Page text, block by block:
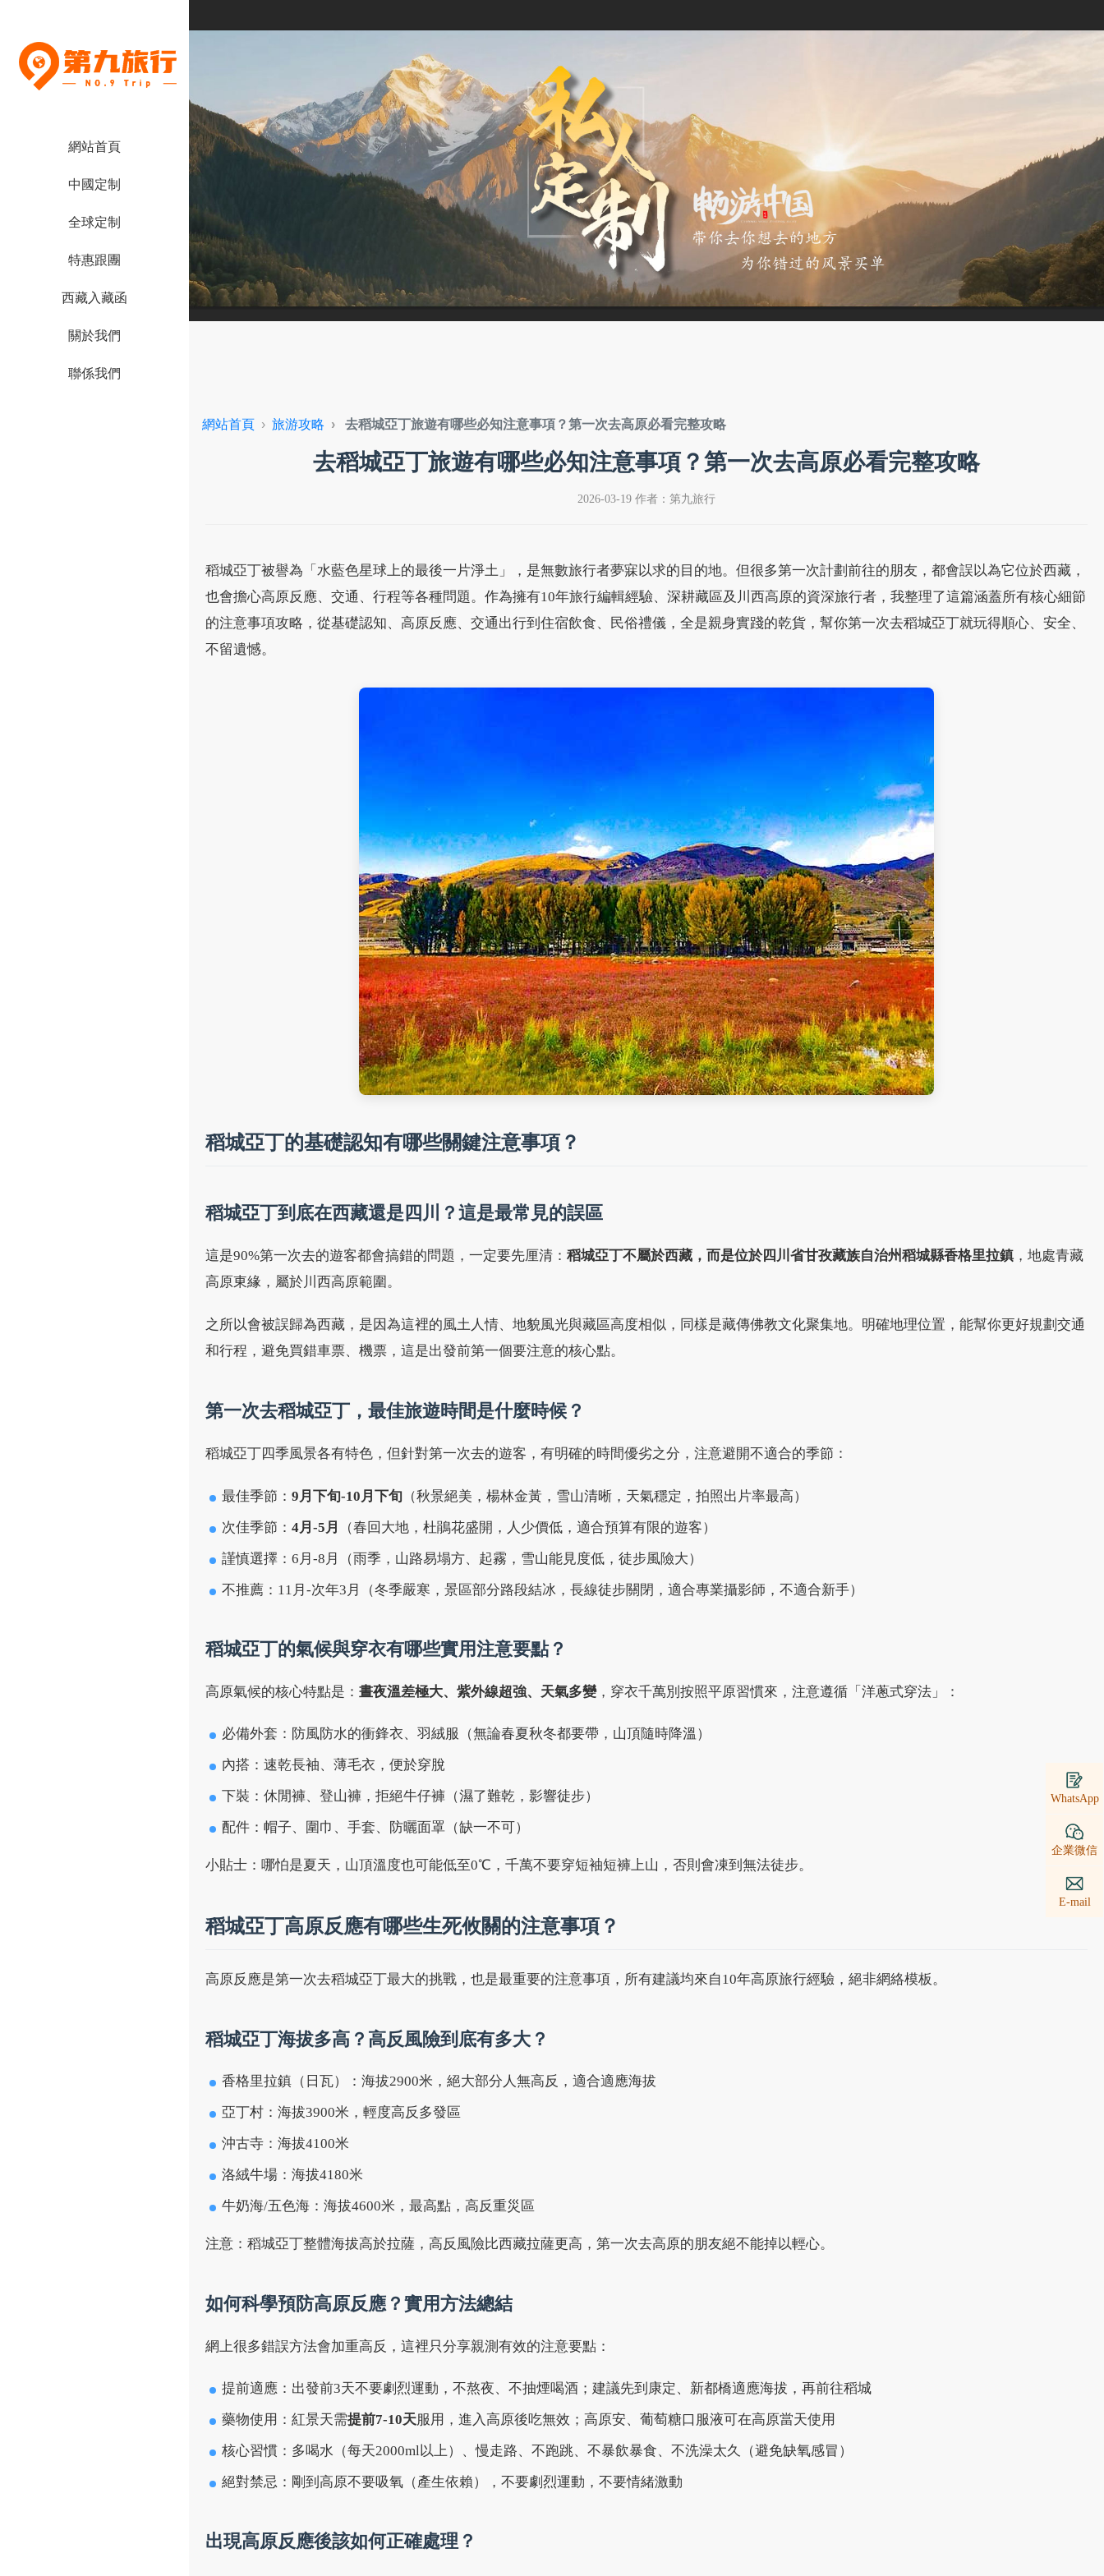
網站首頁
中國定制
全球定制
特惠跟團
西藏入藏函
關於我們
聯係我們
網站首頁 旅游攻略 去稻城亞丁旅遊有哪些必知注意事項？第一次去高原必看完整攻略
去稻城亞丁旅遊有哪些必知注意事項？第一次去高原必看完整攻略
2026-03-19 作者：第九旅行
稻城亞丁被譽為「水藍色星球上的最後一片淨土」，是無數旅行者夢寐以求的目的地。但很多第一次計劃前往的朋友，都會誤以為它位於西藏，
也會擔心高原反應、交通、行程等各種問題。作為擁有10年旅行編輯經驗、深耕藏區及川西高原的資深旅行者，我整理了這篇涵蓋所有核心細節
的注意事項攻略，從基礎認知、高原反應、交通出行到住宿飲食、民俗禮儀，全是親身實踐的乾貨，幫你第一次去稻城亞丁就玩得順心、安全、
不留遺憾。
稻城亞丁的基礎認知有哪些關鍵注意事項？
稻城亞丁到底在西藏還是四川？這是最常見的誤區
這是90%第一次去的遊客都會搞錯的問題，一定要先厘清： 稻城亞丁不屬於西藏，而是位於四川省甘孜藏族自治州稻城縣香格里拉鎮 ，地處青藏
高原東緣，屬於川西高原範圍。
之所以會被誤歸為西藏，是因為這裡的風土人情、地貌風光與藏區高度相似，同樣是藏傳佛教文化聚集地。明確地理位置，能幫你更好規劃交通
和行程，避免買錯車票、機票，這是出發前第一個要注意的核心點。
第一次去稻城亞丁，最佳旅遊時間是什麼時候？
稻城亞丁四季風景各有特色，但針對第一次去的遊客，有明確的時間優劣之分，注意避開不適合的季節：
最佳季節： 9月下旬-10月下旬 （秋景絕美，楊林金黃，雪山清晰，天氣穩定，拍照出片率最高）
次佳季節： 4月-5月
（春回大地，杜鵑花盛開，人少價低，適合預算有限的遊客）
謹慎選擇：6月-8月（雨季，山路易塌方、起霧，雪山能見度低，徒步風險大）
不推薦：11月-次年3月（冬季嚴寒，景區部分路段結冰，長線徒步關閉，適合專業攝影師，不適合新手）
稻城亞丁的氣候與穿衣有哪些實用注意要點？
高原氣候的核心特點是： 晝夜溫差極大、紫外線超強、天氣多變，穿衣千萬別按照平原習慣來，注意遵循「洋蔥式穿法」：
必備外套：防風防水的衝鋒衣、羽絨服（無論春夏秋冬都要帶，山頂隨時降溫）
內搭：速乾長袖、薄毛衣，便於穿脫
下裝：休閒褲、登山褲，拒絕牛仔褲（濕了難乾，影響徒步）
配件：帽子、圍巾、手套、防曬面罩（缺一不可）
小貼士：哪怕是夏天，山頂溫度也可能低至0℃，千萬不要穿短袖短褲上山，否則會凍到無法徒步。
稻城亞丁高原反應有哪些生死攸關的注意事項？
高原反應是第一次去稻城亞丁最大的挑戰，也是最重要的注意事項，所有建議均來自10年高原旅行經驗，絕非網絡模板。
稻城亞丁海拔多高？高反風險到底有多大？
香格里拉鎮（日瓦）：海拔2900米，絕大部分人無高反，適合適應海拔
亞丁村：海拔3900米，輕度高反多發區
沖古寺：海拔4100米
洛絨牛場：海拔4180米
牛奶海/五色海：海拔4600米，最高點，高反重災區
注意：稻城亞丁整體海拔高於拉薩，高反風險比西藏拉薩更高，第一次去高原的朋友絕不能掉以輕心。
如何科學預防高原反應？實用方法總結
網上很多錯誤方法會加重高反，這裡只分享親測有效的注意要點：
提前適應：出發前3天不要劇烈運動，不熬夜、不抽煙喝酒；建議先到康定、新都橋適應海拔，再前往稻城
藥物使用：紅景天需提前7-10天服用，進入高原後吃無效；高原安、葡萄糖口服液可在高原當天使用
核心習慣：多喝水（每天2000ml以上）、慢走路、不跑跳、不暴飲暴食、不洗澡太久（避免缺氧感冒）
絕對禁忌：剛到高原不要吸氧（產生依賴），不要劇烈運動，不要情緒激動
出現高原反應後該如何正確處理？
WhatsApp
企業微信
E-mail